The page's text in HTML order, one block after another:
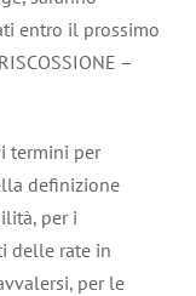
entro il prossimo
–
termini per
definizione
per i
delle rate in
per le